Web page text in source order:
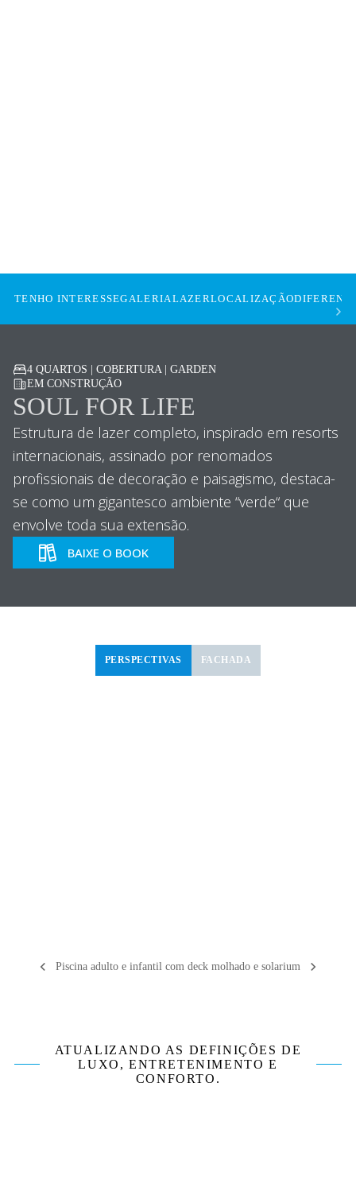
TENHO INTERESSEGALERIALAZERLOCALIZAÇÃO
4 QUARTOS | COBERTURA | GARDEN
EM CONSTRUÇÃO
SOUL FOR LIFE
Estrutura de lazer completo, inspirado em resorts
internacionais, assinado por renomados
profissionais de decoração e paisagismo, destaca-
se como um gigantesco ambiente “verde“ que
envolve toda sua extensão.
BAIXE O BOOK
PERSPECTIVAS FACHADA
Piscina adulto e infantil com deck molhado e solarium
ATUALIZANDO AS DEFINIÇÕES DE
LUXO, ENTRETENIMENTO E
CONFORTO.